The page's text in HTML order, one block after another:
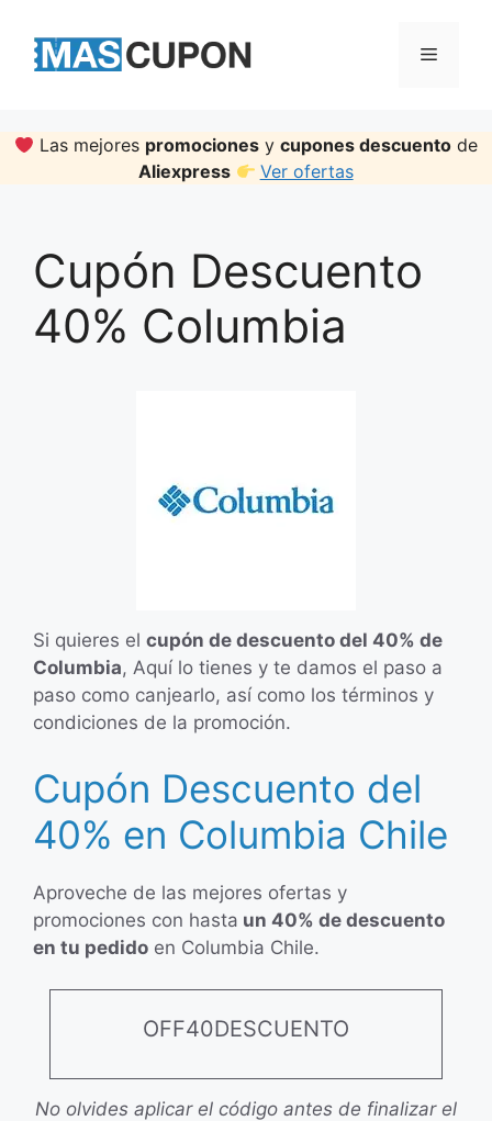
content
Menu
Las mejores promociones ycupones descuento de
Aliexpress
Ver ofertas
Cupón Descuento
40% Columbia
Si quieres el cupón de descuento del 40% de
Columbia, Aquí lo tienes y te damos el paso a
paso como canjearlo, así como los términos y
condiciones de la promoción.
Cupón Descuento del
40% en Columbia Chile
Aproveche de las mejores ofertas y
promociones con hasta un 40% de descuento
en tu pedido en Columbia Chile.
OFF40DESCUENTO
No olvides aplicar el código antes de finalizar el